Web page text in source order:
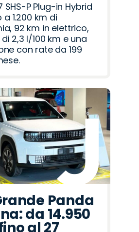
SHS-P Plug-in Hybrid
1.200 km di
92 km in elettrico,
2,3 l/100 km e una
con rate da 199
Panda
da 14.950
al 27